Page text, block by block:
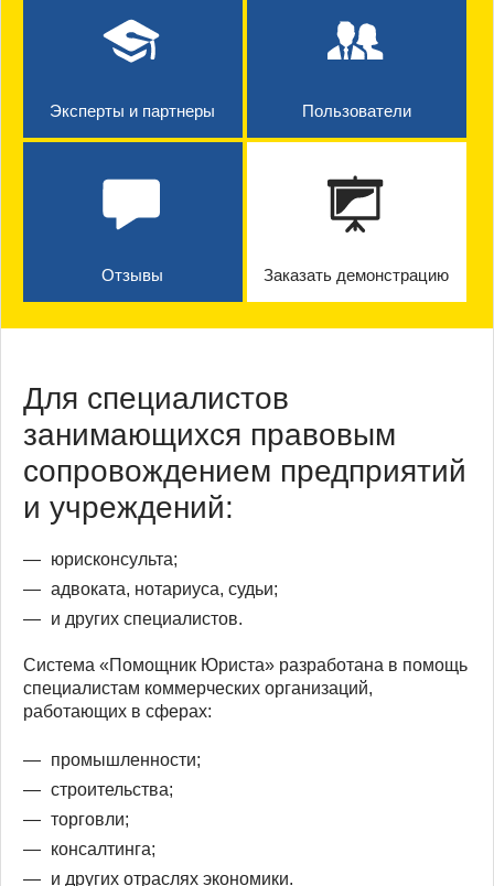
Эксперты и партнеры Пользователи
Отзывы Заказать демонстрацию
Для специалистов
занимающихся правовым
сопровождением предприятий
и учреждений:
юрисконсульта;
адвоката, нотариуса, судьи;
и других специалистов.
Система «Помощник Юриста» разработана в помощь
специалистам коммерческих организаций,
работающих в сферах:
промышленности;
строительства;
торговли;
консалтинга;
и других отраслях экономики.